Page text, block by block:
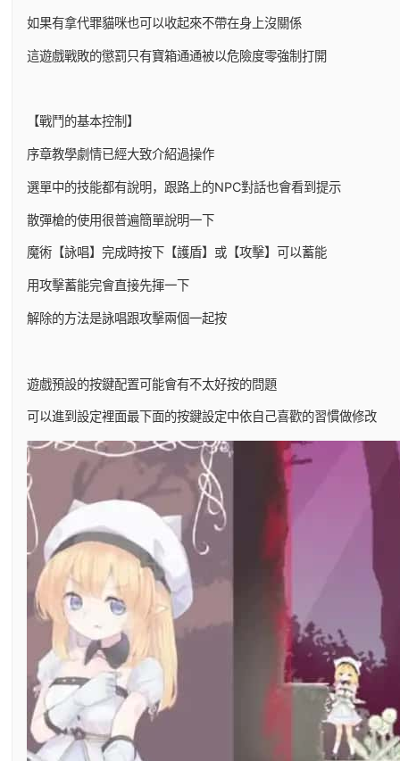
如果有拿代罪貓咪也可以收起來不帶在身上沒關係
這遊戲戰敗的懲罰只有寶箱通通被以危險度零強制打開
【戰鬥的基本控制】
序章教學劇情已經大致介紹過操作
選單中的技能都有說明，跟路上的NPC對話也會看到提示
散彈槍的使用很普遍簡單說明一下
魔術【詠唱】完成時按下【護盾】或【攻擊】可以蓄能
用攻擊蓄能完會直接先揮一下
解除的方法是詠唱跟攻擊兩個一起按
遊戲預設的按鍵配置可能會有不太好按的問題
可以進到設定裡面最下面的按鍵設定中依自己喜歡的習慣做修改